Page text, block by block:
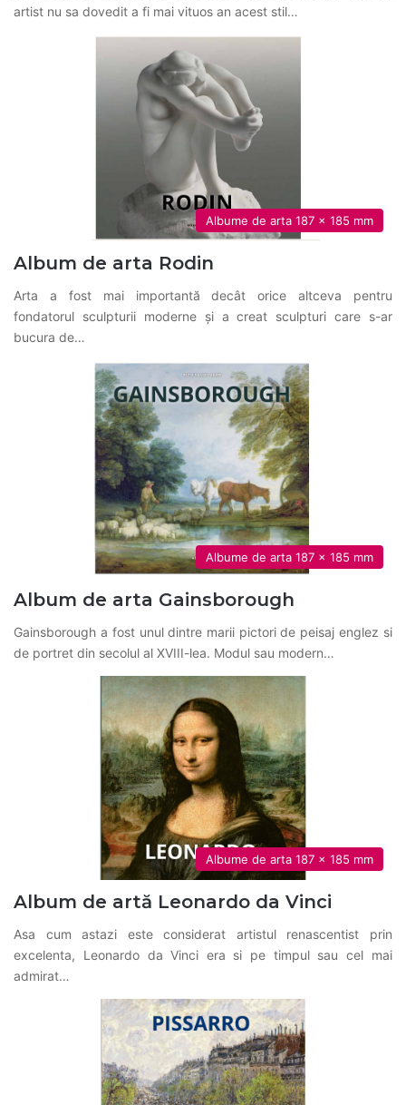
artist nu sa dovedit a fi mai vituos an acest stil…
Albume de arta 187 x 185 mm
Album de arta Rodin
Arta a fost mai importantă decât orice altceva pentru
fondatorul sculpturii moderne și a creat sculpturi care s-ar
bucura de…
Albume de arta 187 x 185 mm
Album de arta Gainsborough
Gainsborough a fost unul dintre marii pictori de peisaj englez si
de portret din secolul al XVIII-lea. Modul sau modern…
Albume de arta 187 x 185 mm
Album de artă Leonardo da Vinci
Asa cum astazi este considerat artistul renascentist prin
excelenta, Leonardo da Vinci era si pe timpul sau cel mai
admirat…